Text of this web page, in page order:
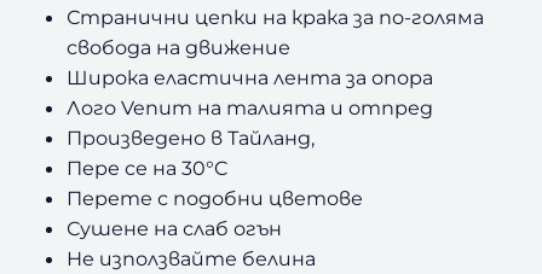
Странични цепки на крака за по-голяма
свобода на движение
Широка еластична лента за опора
Лого Venum на талията и отпред
Произведено в Тайланд,
Пере се на 30°C
Перете с подобни цветове
Сушене на слаб огън
Не използвайте белина